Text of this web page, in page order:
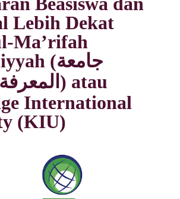
Lebih Dekat
Ma’rifah
(جامعة
) atau
International
(KIU)